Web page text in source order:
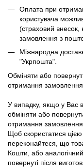
Оплата при
користувача
(страховий внесок,
замовлення з
Міжнародна
"Укрпошта".
Обміняти або
отримання замовлення.
У випадку, якщо у Вас
обміняти або
отримання замовлення.
Щоб скористатися
переконайтеся, що
Кошти, або
повернуті після